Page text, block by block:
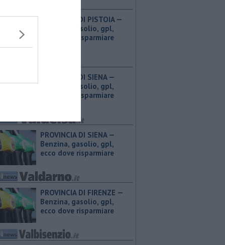
PROVINCIA DI PISTOIA — ​
Benzina, gasolio, gpl,
ecco dove risparmiare
PROVINCIA DI SIENA — ​
Benzina, gasolio, gpl,
ecco dove risparmiare
PROVINCIA DI SIENA — ​
Benzina, gasolio, gpl,
ecco dove risparmiare
PROVINCIA DI FIRENZE — ​
Benzina, gasolio, gpl,
ecco dove risparmiare